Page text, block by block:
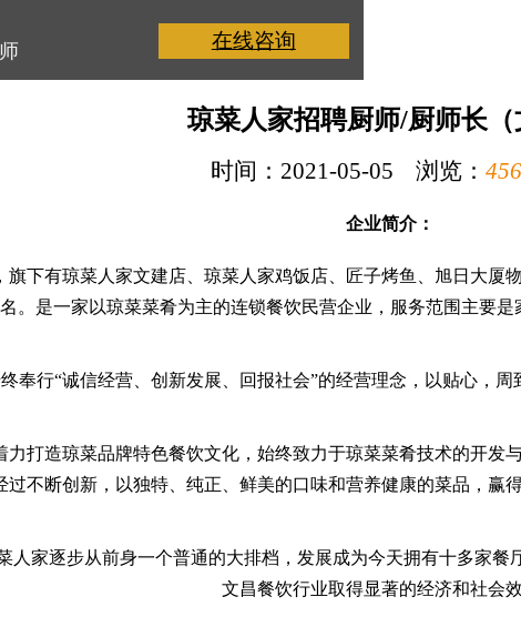
琼菜人家招聘厨师/厨师长（
时间：2021-05-05 浏览：
企业简介：
旗下有琼菜人家文建店、琼菜人家鸡饭店、匠子烤鱼、旭日大
。是一家以琼菜菜肴为主的连锁餐饮民营企业，服务范围主要
奉行“诚信经营、创新发展、回报社会”的经营理念，以贴心，
打造琼菜品牌特色餐饮文化，始终致力于琼菜菜肴技术的开
过不断创新，以独特、纯正、鲜美的口味和营养健康的菜品，赢
人家逐步从前身一个普通的大排档，发展成为今天拥有十多家
文昌餐饮行业取得显著的经济和社会效
在线咨询